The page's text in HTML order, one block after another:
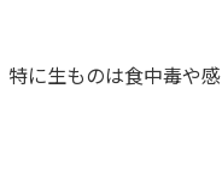
特に生ものは食中毒や感